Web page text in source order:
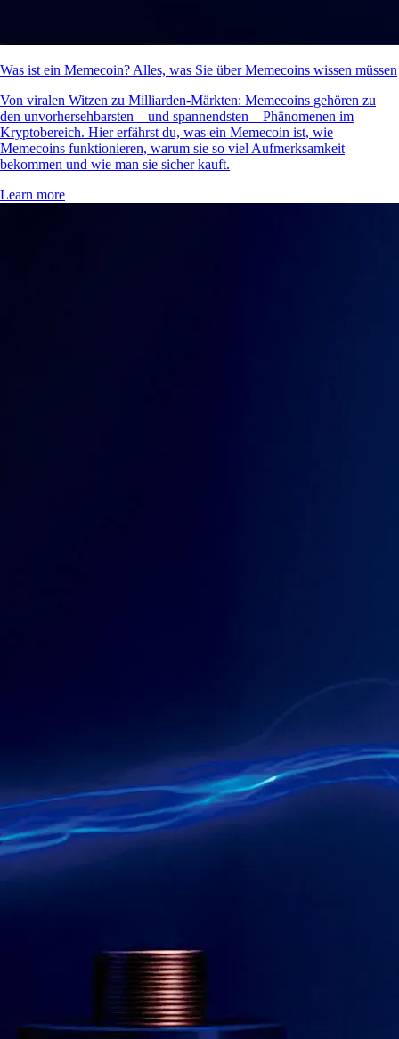
Was ist ein Memecoin? Alles, was Sie über Memecoins wissen müssen
Von viralen Witzen zu Milliarden-Märkten: Memecoins gehören zu
den unvorhersehbarsten – und spannendsten – Phänomenen im
Kryptobereich. Hier erfährst du, was ein Memecoin ist, wie
Memecoins funktionieren, warum sie so viel Aufmerksamkeit
bekommen und wie man sie sicher kauft.
Learn more